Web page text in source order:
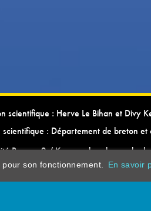
scientifique : Herve Le Bihan et Divy
scientifique : Département de breton et
Rennes 2 / Kevrenn brezhoneg ha
son fonctionnement. En savoir